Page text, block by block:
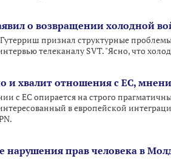
о возвращении холодной
признал структурные
телеканалу SVT. "Ясно, что
и хвалит отношения с ЕС,
с ЕС опирается на строго
в европейской
нарушения прав человека в